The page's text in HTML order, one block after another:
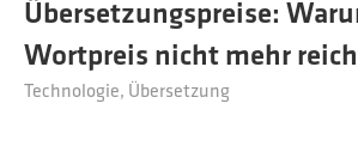
Übersetzungspreise:
Wortpreis nicht mehr
Technologie Übersetzung